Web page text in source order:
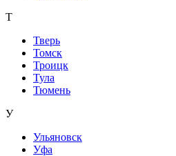
Т
Тверь
Томск
Троицк
Тула
Тюмень
У
Ульяновск
Уфа